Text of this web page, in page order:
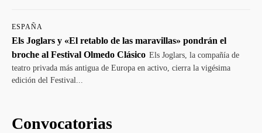
ESPAÑA
Els Joglars y «El retablo de las maravillas» pondrán el
broche al Festival Olmedo Clásico Els Joglars, la compañía de
teatro privada más antigua de Europa en activo, cierra la vigésima
edición del Festival...
Convocatorias